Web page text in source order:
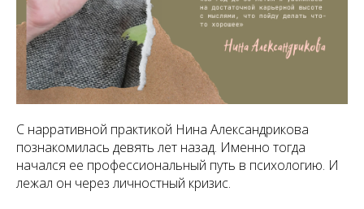
С нарративной практикой Нина Александрикова
познакомилась девять лет назад. Именно тогда
начался ее профессиональный путь в психологию. И
лежал он через личностный кризис.